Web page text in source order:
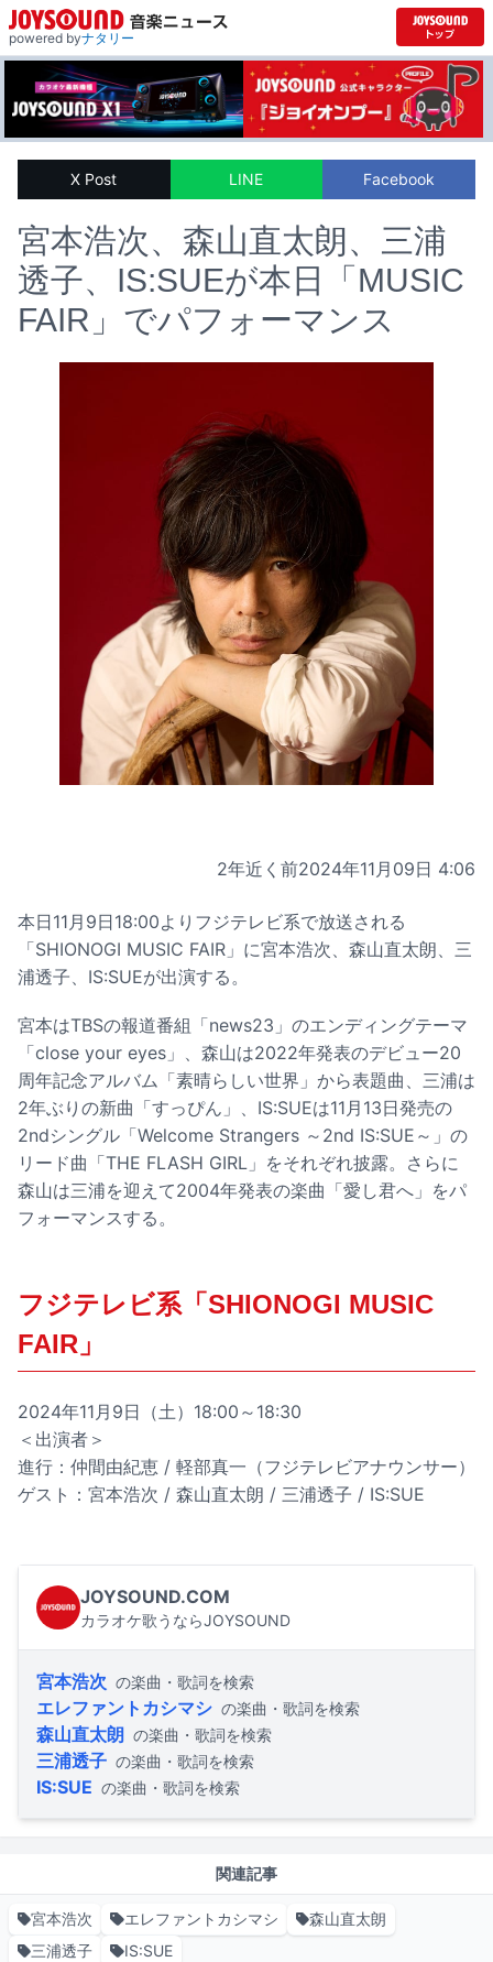
powered byナタリー
X Post LINE Facebook
宮本浩次、森山直太朗、三浦
透子、IS:SUEが本日「MUSIC
FAIR」でパフォーマンス
2年近く前2024年11月09日 4:06
本日11月9日18:00よりフジテレビ系で放送される
「SHIONOGI MUSIC FAIR」に宮本浩次、森山直太朗、三
浦透子、IS:SUEが出演する。
宮本はTBSの報道番組「news23」のエンディングテーマ
「close your eyes」、森山は2022年発表のデビュー20
周年記念アルバム「素晴らしい世界」から表題曲、三浦は
2年ぶりの新曲「すっぴん」、IS:SUEは11月13日発売の
2ndシングル「Welcome Strangers ～2nd IS:SUE～」の
リード曲「THE FLASH GIRL」をそれぞれ披露。さらに
森山は三浦を迎えて2004年発表の楽曲「愛し君へ」をパ
フォーマンスする。
フジテレビ系「SHIONOGI MUSIC
FAIR」
2024年11月9日（土）18:00～18:30
＜出演者＞
進行：仲間由紀恵 / 軽部真一（フジテレビアナウンサー）
ゲスト：宮本浩次 / 森山直太朗 / 三浦透子 / IS:SUE
JOYSOUND.COM
カラオケ歌うならJOYSOUND
宮本浩次 の楽曲・歌詞を検索
エレファントカシマシ の楽曲・歌詞を検索
森山直太朗 の楽曲・歌詞を検索
三浦透子 の楽曲・歌詞を検索
IS:SUE の楽曲・歌詞を検索
関連記事
宮本浩次 エレファントカシマシ
森山直太朗
三浦透子
IS:SUE